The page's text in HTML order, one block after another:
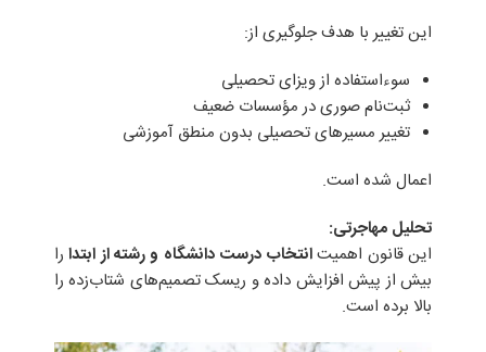
این تغییر با هدف جلوگیری از:
سوءاستفاده از ویزای تحصیلی
ثبت‌نام صوری در مؤسسات ضعیف
تغییر مسیرهای تحصیلی بدون منطق آموزشی
اعمال شده است.
تحلیل مهاجرتی:
این قانون اهمیتانتخاب درست دانشگاه و رشته از ابتدارا
بیش از پیش افزایش داده و ریسک تصمیم‌های شتاب‌زده را
بالا برده است.